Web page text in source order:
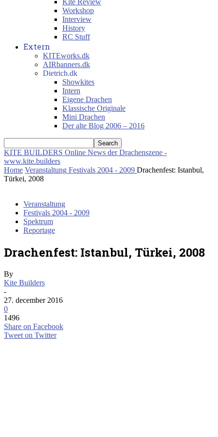
Kite Review
Workshop
Interview
History
RC Stuff
Extern
KITEworks.dk
AIRbanners.dk
Dietrich.dk
Showkites
Intern
Eigene Drachen
Klassische Originale
Mini Drachen
Der alte Blog 2006 – 2016
KITE BUILDERS Online News der Drachenszene -
www.kite.builders
Home Veranstaltung Festivals 2004 - 2009 Drachenfest: Istanbul,
Türkei, 2008
Veranstaltung
Festivals 2004 - 2009
Spektrum
Reportage
Drachenfest: Istanbul, Türkei, 2008
By
Kite Builders
-
27. december 2016
0
1496
Share on Facebook
Tweet on Twitter